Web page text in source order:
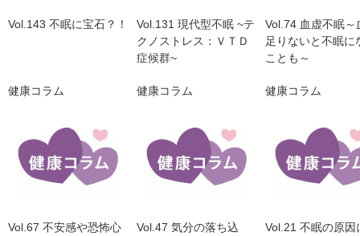
Vol.143 不眠に宝石？！
Vol.131 現代型不眠 ~テ
クノストレス：ＶＴＤ
症候群~
Vol.74 血虚不眠～
足りないと不眠に
ことも～
健康コラム
Vol.67 不安感や恐怖心
健康コラム
Vol.47 気分の落ち込
健康コラム
Vol.21 不眠の原因